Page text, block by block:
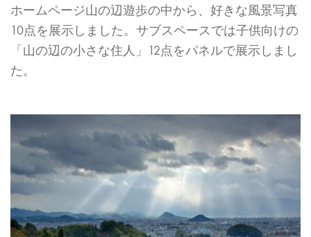
ホームページ山の辺遊歩の中から、好きな風景写真
10点を展示しました。サブスペースでは子供向けの
「山の辺の小さな住人」12点をパネルで展示しまし
た。